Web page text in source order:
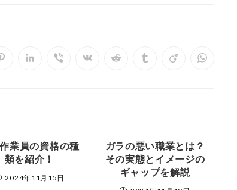
OpensOpensOpensOpensOpens OpensOpensOpens
業員の資格の種
類を紹介！
2024年11月15日
ガラの悪い職業とは？
その実態とイメージの
ギャップを解説